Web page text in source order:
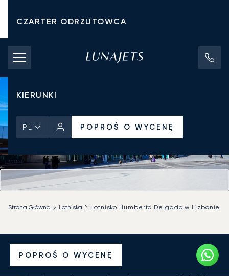
CZARTER ODRZUTOWCA
KOSZTY CZARTERU
PRYWATNE ODRZUTOWCE
KIERUNKI
PL POPROŚ O WYCENĘ
POPROŚ O WYCENĘ
Strona Główna Lotniska Lotnisko Humberto Delgado w Lizbonie
Prywatny odrzutowiec na
Lotnisko Humberto